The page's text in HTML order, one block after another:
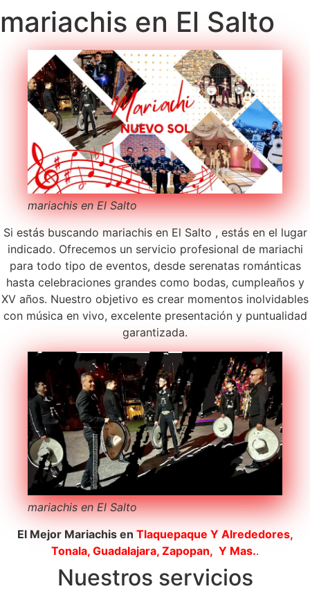
mariachis en El Salto
mariachis en El Salto
Si estás buscando mariachis en El Salto , estás en el lugar
indicado. Ofrecemos un servicio profesional de mariachi
para todo tipo de eventos, desde serenatas románticas
hasta celebraciones grandes como bodas, cumpleaños y
XV años. Nuestro objetivo es crear momentos inolvidables
con música en vivo, excelente presentación y puntualidad
garantizada.
mariachis en El Salto
El Mejor Mariachis en Tlaquepaque Y Alrededores,
Tonala, Guadalajara, Zapopan, Y Mas..
Nuestros servicios